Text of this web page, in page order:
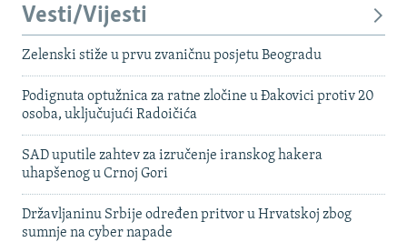
Vesti/Vijesti
Zelenski stiže u prvu zvaničnu posjetu Beogradu
Podignuta optužnica za ratne zločine u Đakovici protiv 20
osoba, uključujući Radoičića
SAD uputile zahtev za izručenje iranskog hakera
uhapšenog u Crnoj Gori
Državljaninu Srbije određen pritvor u Hrvatskoj zbog
sumnje na cyber napade